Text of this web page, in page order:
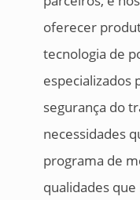
oferecer
tecnologia de
especializados
segurança do
necessidades
programa de
qualidades